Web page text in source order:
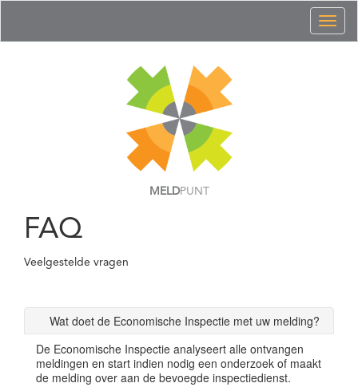
MELDPUNT
FAQ
Veelgestelde vragen
Wat doet de Economische Inspectie met uw melding?
De Economische Inspectie analyseert alle ontvangen
meldingen en start indien nodig een onderzoek of maakt
de melding over aan de bevoegde inspectiedienst.